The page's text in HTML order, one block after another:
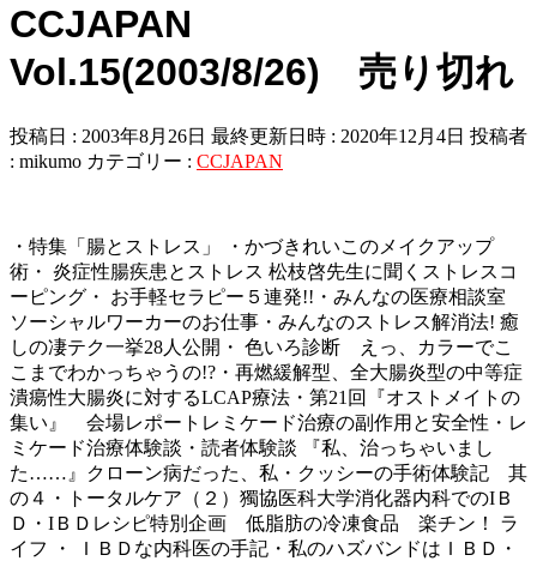
CCJAPAN
Vol.15(2003/8/26) 売り切れ
投稿日 : 2003年8月26日 最終更新日時 : 2020年12月4日 投稿者
: mikumo カテゴリー : CCJAPAN
・特集「腸とストレス」 ・かづきれいこのメイクアップ
術・ 炎症性腸疾患とストレス 松枝啓先生に聞くストレスコ
ーピング・ お手軽セラピー５連発!!・みんなの医療相談室
ソーシャルワーカーのお仕事・みんなのストレス解消法! 癒
しの凄テク一挙28人公開・ 色いろ診断 えっ、カラーでこ
こまでわかっちゃうの!?・再燃緩解型、全大腸炎型の中等症
潰瘍性大腸炎に対するLCAP療法・第21回『オストメイトの
集い』 会場レポートレミケード治療の副作用と安全性・レ
ミケード治療体験談・読者体験談 『私、治っちゃいまし
た……』クローン病だった、私・クッシーの手術体験記 其
の４・トータルケア（２）獨協医科大学消化器内科でのIＢ
Ｄ・IＢＤレシピ特別企画 低脂肪の冷凍食品 楽チン！ ラ
イフ ・ ＩＢＤな内科医の手記・私のハズバンドはＩＢＤ・